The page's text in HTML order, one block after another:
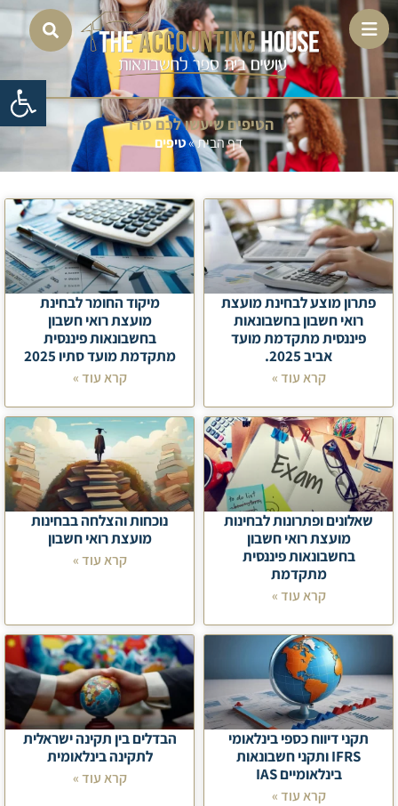
הטיפים שיעשו לכם סדר
דף הבית»טיפים
פתרון מוצע לבחינת מועצת
רואי חשבון בחשבונאות
פיננסית מתקדמת מועד
אביב 2025.
קרא עוד »
מיקוד החומר לבחינת
מועצת רואי חשבון
בחשבונאות פיננסית
מתקדמת מועד סתיו 2025
קרא עוד »
שאלונים ופתרונות לבחינות
מועצת רואי חשבון
בחשבונאות פיננסית
מתקדמת
קרא עוד »
נוכחות והצלחה בבחינות
מועצת רואי חשבון
קרא עוד »
תקני דיווח כספי בינלאומי
IFRS ותקני חשבונאות
בינלאומיים IAS
קרא עוד »
הבדלים בין תקינה ישראלית
לתקינה בינלאומית
קרא עוד »